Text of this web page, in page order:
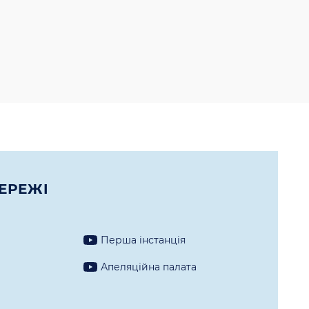
Перша iнстанцiя
Апеляцiйна палата